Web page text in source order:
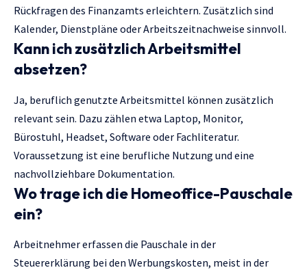
Rückfragen des Finanzamts erleichtern. Zusätzlich sind
Kalender, Dienstpläne oder Arbeitszeitnachweise sinnvoll.
Kann ich zusätzlich Arbeitsmittel
absetzen?
Ja, beruflich genutzte Arbeitsmittel können zusätzlich
relevant sein. Dazu zählen etwa Laptop, Monitor,
Bürostuhl, Headset, Software oder Fachliteratur.
Voraussetzung ist eine berufliche Nutzung und eine
nachvollziehbare Dokumentation.
Wo trage ich die Homeoffice-Pauschale
ein?
Arbeitnehmer erfassen die Pauschale in der
Steuererklärung bei den Werbungskosten, meist in der